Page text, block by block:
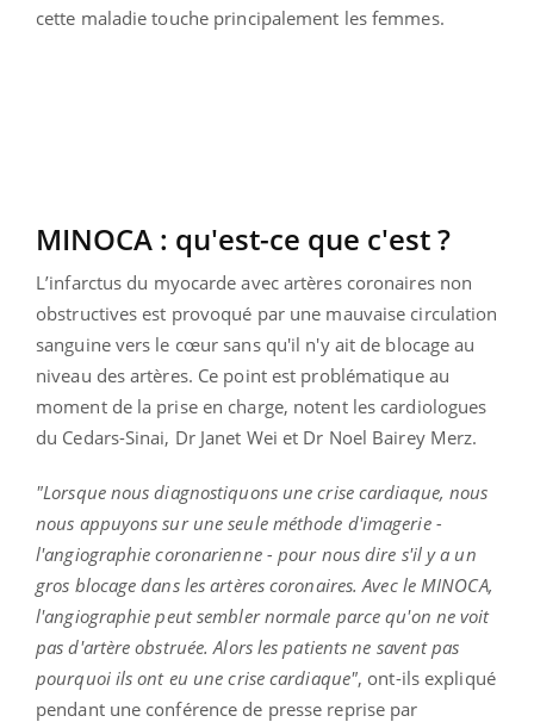
cette maladie touche principalement les femmes.
MINOCA : qu'est-ce que c'est ?
L’infarctus du myocarde avec artères coronaires non
obstructives est provoqué par une mauvaise circulation
sanguine vers le cœur sans qu'il n'y ait de blocage au
niveau des artères. Ce point est problématique au
moment de la prise en charge, notent les cardiologues
du Cedars-Sinai, Dr Janet Wei et Dr Noel Bairey Merz.
"Lorsque nous diagnostiquons une crise cardiaque, nous
nous appuyons sur une seule méthode d'imagerie -
l'angiographie coronarienne - pour nous dire s'il y a un
gros blocage dans les artères coronaires. Avec le MINOCA,
l'angiographie peut sembler normale parce qu'on ne voit
pas d'artère obstruée. Alors les patients ne savent pas
pourquoi ils ont eu une crise cardiaque", ont-ils expliqué
pendant une conférence de presse reprise par